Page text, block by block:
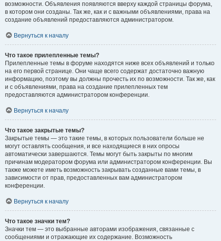
возможности. Объявления появляются вверху каждой страницы форума,
в котором они созданы. Так же, как и с важными объявлениями, права на
создание объявлений предоставляются администратором.
Вернуться к началу
Что такое прилепленные темы?
Прилепленные темы в форуме находятся ниже всех объявлений и только
на его первой странице. Они чаще всего содержат достаточно важную
информацию, поэтому вы должны прочесть их по возможности. Так же, как
и с объявлениями, права на создание прилепленных тем
предоставляются администратором конференции.
Вернуться к началу
Что такое закрытые темы?
Закрытые темы — это такие темы, в которых пользователи больше не
могут оставлять сообщения, и все находящиеся в них опросы
автоматически завершаются. Темы могут быть закрыты по многим
причинам модератором форума или администратором конференции. Вы
также можете иметь возможность закрывать созданные вами темы, в
зависимости от прав, предоставленных вам администратором
конференции.
Вернуться к началу
Что такое значки тем?
Значки тем — это выбранные авторами изображения, связанные с
сообщениями и отражающие их содержание. Возможность